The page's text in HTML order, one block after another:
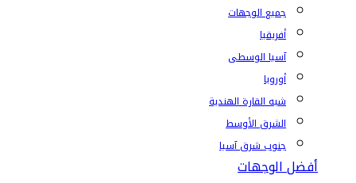
جميع الوجهات
أفريقيا
آسيا الوسطى
أوروبا
شبه القارة الهندية
الشرق الأوسط
جنوب شرق آسيا
أفضل الوجهات